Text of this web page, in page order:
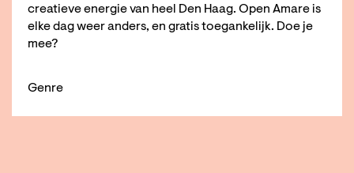
creatieve energie van heel Den Haag. Open Amare is
elke dag weer anders, en gratis toegankelijk. Doe je
mee?
Genre